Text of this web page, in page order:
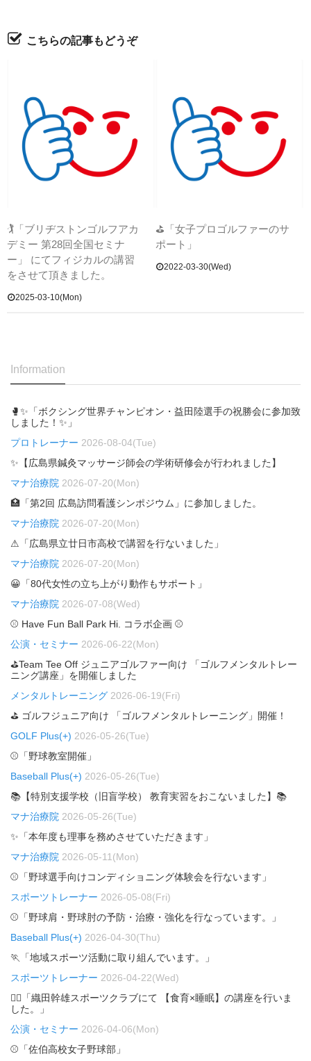
こちらの記事もどうぞ
🏌「ブリヂストンゴルフアカ
デミー 第28回全国セミナ
ー」 にてフィジカルの講習
をさせて頂きました。
2025-03-10(Mon)
⛳「女子プロゴルファーのサ
ポート」
2022-03-30(Wed)
Information
🥊✨「ボクシング世界チャンピオン・益田陸選手の祝勝会に参加致
しました！✨」
プロトレーナー 2026-08-04(Tue)
✨【広島県鍼灸マッサージ師会の学術研修会が行われました】
マナ治療院 2026-07-20(Mon)
🏥「第2回 広島訪問看護シンポジウム」に参加しました。
マナ治療院 2026-07-20(Mon)
⚠「広島県立廿日市高校で講習を行ないました」
マナ治療院 2026-07-20(Mon)
😀「80代女性の立ち上がり動作もサポート」
マナ治療院 2026-07-08(Wed)
⚾ Have Fun Ball Park Hi. コラボ企画 ⚾
公演・セミナー 2026-06-22(Mon)
⛳Team Tee Off ジュニアゴルファー向け 「ゴルフメンタルトレー
ニング講座」を開催しました
メンタルトレーニング 2026-06-19(Fri)
⛳ ゴルフジュニア向け 「ゴルフメンタルトレーニング」開催！
GOLF Plus(+) 2026-05-26(Tue)
⚾「野球教室開催」
Baseball Plus(+) 2026-05-26(Tue)
📚【特別支援学校（旧盲学校） 教育実習をおこないました】📚
マナ治療院 2026-05-26(Tue)
✨「本年度も理事を務めさせていただきます」
マナ治療院 2026-05-11(Mon)
⚾「野球選手向けコンディショニング体験会を行ないます」
スポーツトレーナー 2026-05-08(Fri)
⚾「野球肩・野球肘の予防・治療・強化を行なっています。」
Baseball Plus(+) 2026-04-30(Thu)
🏃「地域スポーツ活動に取り組んでいます。」
スポーツトレーナー 2026-04-22(Wed)
🏃‍♂️「織田幹雄スポーツクラブにて 【食育×睡眠】の講座を行いま
した。」
公演・セミナー 2026-04-06(Mon)
⚾「佐伯高校女子野球部」